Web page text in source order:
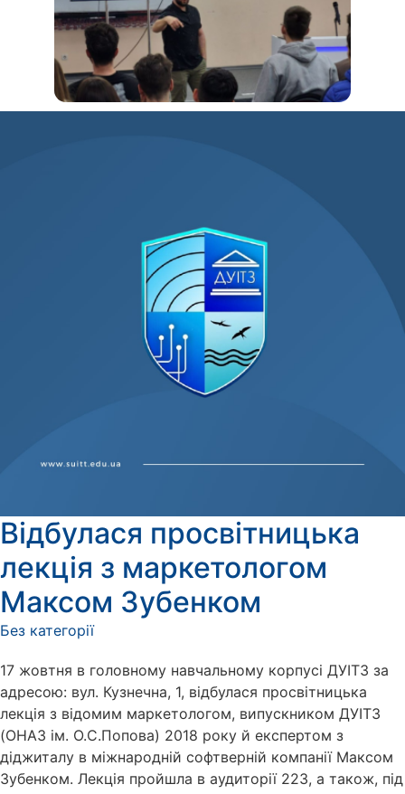
Відбулася просвітницька
лекція з маркетологом
Максом Зубенком
Без категорії
17 жовтня в головному навчальному корпусі ДУІТЗ за
адресою: вул. Кузнечна, 1, відбулася просвітницька
лекція з відомим маркетологом, випускником ДУІТЗ
(ОНАЗ ім. О.С.Попова) 2018 року й експертом з
діджиталу в міжнародній софтверній компанії Максом
Зубенком. Лекція пройшла в аудиторії 223, а також, під